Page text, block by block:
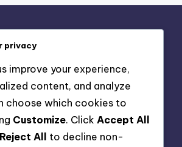
privacy
improve your experience,
content, and analyze
choose which cookies to
Customize. Click Accept All
Reject All
to decline non-